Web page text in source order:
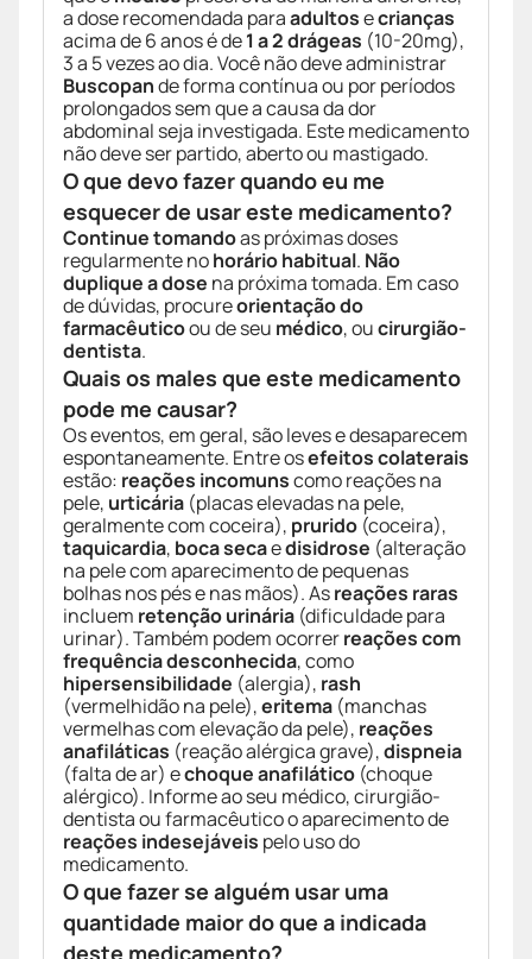
a dose recomendada paraadultosecrianças
acima de 6 anos é de1 a 2 drágeas (10-20mg),
3 a 5 vezes ao dia. Você não deve administrar
Buscopande forma contínua ou por períodos
prolongados sem que a causa da dor
abdominal seja investigada. Este medicamento
não deve ser partido, aberto ou mastigado.
O que devo fazer quando eu me
esquecer de usar este medicamento?
Continue tomandoas próximas doses
regularmente nohorário habitual. Não
duplique a dose na próxima tomada. Em caso
de dúvidas, procureorientação do
farmacêuticoou de seu médico, oucirurgião-
dentista.
Quais os males que este medicamento
pode me causar?
Os eventos, em geral, são leves e desaparecem
espontaneamente. Entre osefeitos colaterais
estão: reações incomunscomo reações na
pele, urticária (placas elevadas na pele,
geralmente com coceira), prurido (coceira),
taquicardia, boca secaedisidrose (alteração
na pele com aparecimento de pequenas
bolhas nos pés e nas mãos). Asreações raras
incluem retenção urinária (dificuldade para
urinar). Também podem ocorrerreações com
frequência desconhecida, como
hipersensibilidade (alergia), rash
(vermelhidão na pele),eritema (manchas
vermelhas com elevação da pele), reações
anafiláticas (reação alérgica grave),dispneia
(falta de ar) echoque anafilático (choque
alérgico). Informe ao seu médico, cirurgião-
dentista ou farmacêutico o aparecimento de
reações indesejáveis pelo uso do
medicamento.
O que fazer se alguém usar uma
quantidade maior do que a indicada
deste medicamento?